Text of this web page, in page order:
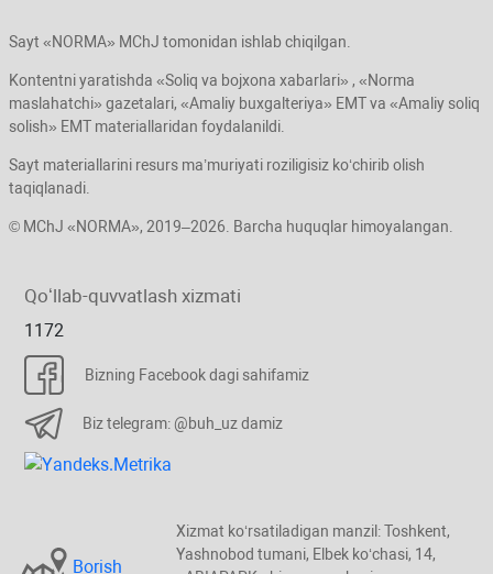
Sayt «NORMA» MChJ tomonidan ishlab chiqilgan.
Kontentni yaratishda «Soliq va bojхona хabarlari» , «Norma
maslahatchi» gazetalari, «Amaliy buхgalteriya» EMT va «Amaliy soliq
solish» EMT materiallaridan foydalanildi.
Sayt materiallarini resurs ma’muriyati roziligisiz koʻchirib olish
taqiqlanadi.
© MChJ «NORMA», 2019–2026. Barcha huquqlar himoyalangan.
Qoʻllab-quvvatlash хizmati
1172
Bizning Facebook dagi sahifamiz
Biz telegram: @buh_uz damiz
Borish
Xizmat koʻrsatiladigan manzil: Toshkent,
Yashnobod tumani, Elbek koʻchasi, 14,